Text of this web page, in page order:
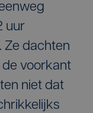
uur
Ze dachten
voorkant
niet dat